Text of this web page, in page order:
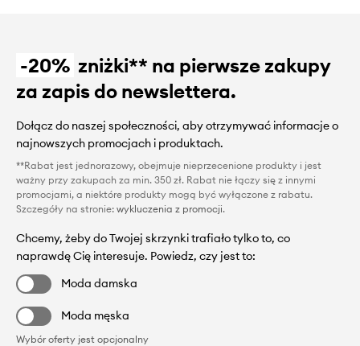
-20% zniżki** na pierwsze zakupy
za zapis do newslettera.
Dołącz do naszej społeczności, aby otrzymywać informacje o
najnowszych promocjach i produktach.
**Rabat jest jednorazowy, obejmuje nieprzecenione produkty i jest
ważny przy zakupach za min. 350 zł. Rabat nie łączy się z innymi
promocjami, a niektóre produkty mogą być wyłączone z rabatu.
Szczegóły na stronie: wykluczenia z promocji.
Chcemy, żeby do Twojej skrzynki trafiało tylko to, co
naprawdę Cię interesuje. Powiedz, czy jest to:
Moda damska
Moda męska
Wybór oferty jest opcjonalny